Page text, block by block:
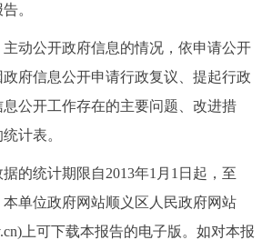
利企服务 投资项目
阳光政务
。
公开政府信息的情况，依申请公开
府信息公开申请行政复议、提起行政
公开工作存在的主要问题、改进措
计表。
统计期限自2013年1月1日起，至
本单位政府网站顺义区人民政府网站
上可下载本报告的电子版。如对本报